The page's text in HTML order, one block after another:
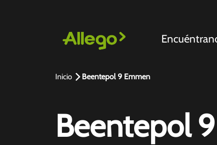
Inicio Beentepol 9 Emmen
Beentepol